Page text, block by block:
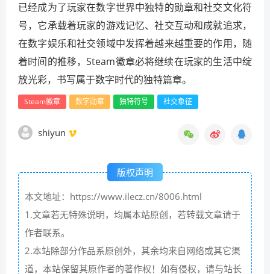
已经成为了玩家在数字世界中独特的勋章和社交文化符
号，它承载着玩家的游戏记忆、社交互动和成就追求，
在数字娱乐和社交领域中发挥着越来越重要的作用，随
着时间的推移，Steam徽章必将继续在玩家的生活中绽
放光彩，书写属于数字时代的独特篇章。
Steam徽章 数字勋章 独特符号 社交象征
shiyun
版权声明
本文地址：https://www.ilecz.cn/8006.html
1.文章若无特殊说明，均属本站原创，若转载文章请于
作者联系。
2.本站除部分作品系原创外，其余均来自网络或其它渠
道，本站保留其原作者的著作权！如有侵权，请与站长